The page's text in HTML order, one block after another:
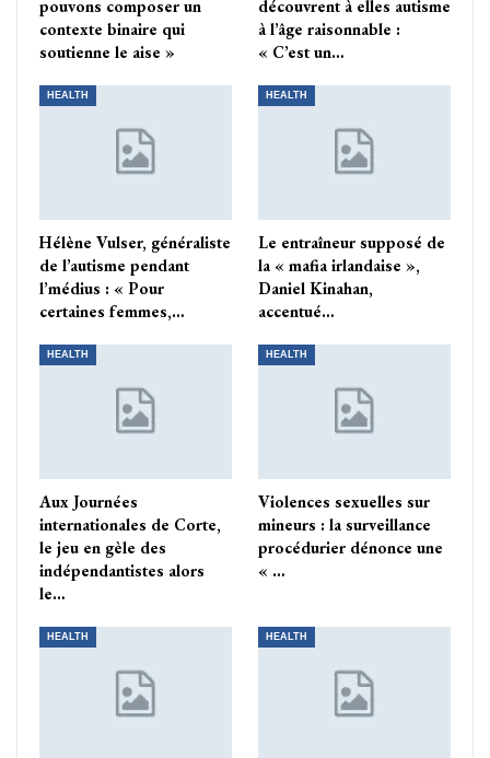
pouvons composer un
contexte binaire qui
soutienne le aise »
découvrent à elles autisme
à l’âge raisonnable :
« C’est un…
HEALTH
Hélène Vulser, généraliste
de l’autisme pendant
l’médius : « Pour
certaines femmes,…
HEALTH
Le entraîneur supposé de
la « mafia irlandaise »,
Daniel Kinahan,
accentué…
HEALTH
Aux Journées
internationales de Corte,
le jeu en gèle des
indépendantistes alors
le…
HEALTH
Violences sexuelles sur
mineurs : la surveillance
procédurier dénonce une
« …
HEALTH HEALTH